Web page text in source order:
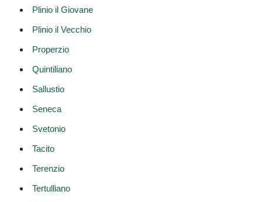
Plinio il Giovane
Plinio il Vecchio
Properzio
Quintiliano
Sallustio
Seneca
Svetonio
Tacito
Terenzio
Tertulliano